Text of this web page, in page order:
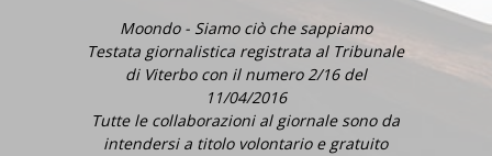
Moondo - Siamo ciò che sappiamo
Testata giornalistica registrata al Tribunale
di Viterbo con il numero 2/16 del
11/04/2016
Tutte le collaborazioni al giornale sono da
intendersi a titolo volontario e gratuito